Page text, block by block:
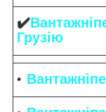
✔️
Грузію